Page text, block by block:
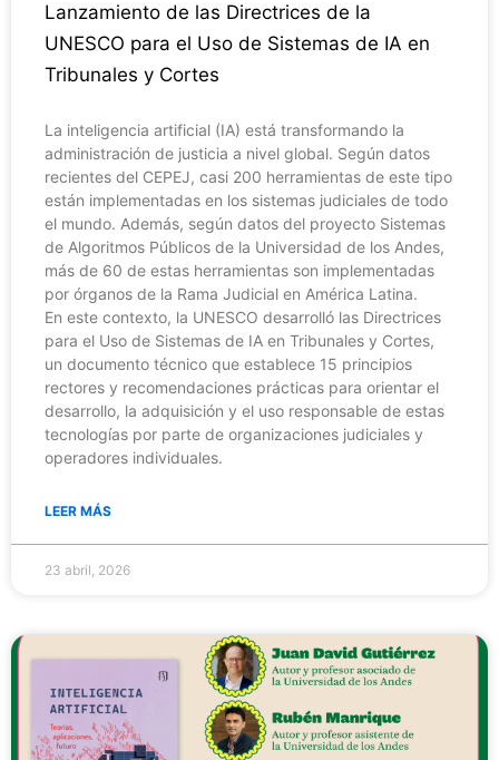
Lanzamiento de las Directrices de la
UNESCO para el Uso de Sistemas de IA en
Tribunales y Cortes
La inteligencia artificial (IA) está transformando la
administración de justicia a nivel global. Según datos
recientes del CEPEJ, casi 200 herramientas de este tipo
están implementadas en los sistemas judiciales de todo
el mundo. Además, según datos del proyecto Sistemas
de Algoritmos Públicos de la Universidad de los Andes,
más de 60 de estas herramientas son implementadas
por órganos de la Rama Judicial en América Latina.
En este contexto, la UNESCO desarrolló las Directrices
para el Uso de Sistemas de IA en Tribunales y Cortes,
un documento técnico que establece 15 principios
rectores y recomendaciones prácticas para orientar el
desarrollo, la adquisición y el uso responsable de estas
tecnologías por parte de organizaciones judiciales y
operadores individuales.
LEER MÁS
23 abril, 2026